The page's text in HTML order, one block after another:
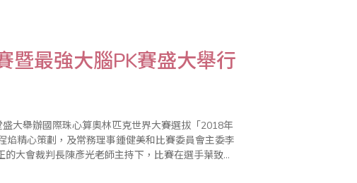
暨最強大腦PK賽盛大舉行
大舉辦國際珠心算奧林匹克世界大賽選拔「2018年
焰精心策劃，及常務理事鍾健美和比賽委員會主委李
大會裁判長陳彥光老師主持下，比賽在選手葉致辰